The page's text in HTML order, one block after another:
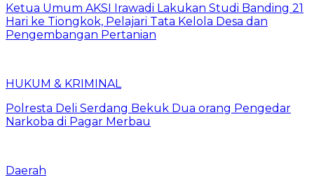
Ketua Umum AKSI Irawadi Lakukan Studi Banding 21
Hari ke Tiongkok, Pelajari Tata Kelola Desa dan
Pengembangan Pertanian
HUKUM & KRIMINAL
Polresta Deli Serdang Bekuk Dua orang Pengedar
Narkoba di Pagar Merbau
Daerah